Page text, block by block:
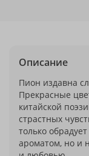
Описание
Пион издавна
Прекрасные
китайской
страстных
только
ароматом, но и